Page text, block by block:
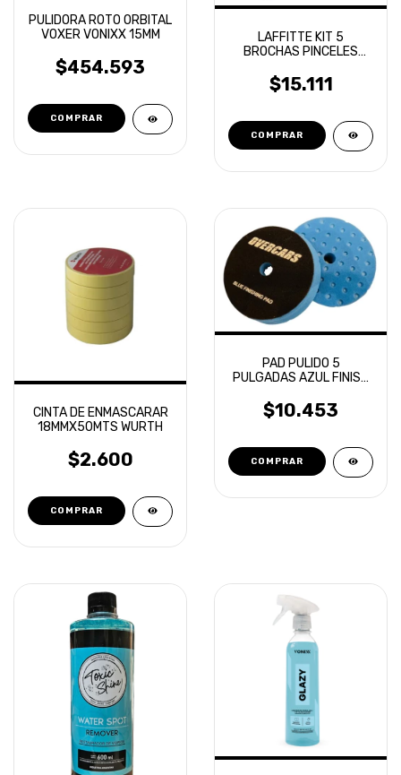
PULIDORA ROTO ORBITAL
VOXER VONIXX 15MM
$454.593
LAFFITTE KIT 5
BROCHAS PINCELES
DETAILING
$15.111
CINTA DE ENMASCARAR
18MMX50MTS WURTH
$2.600
PAD PULIDO 5
PULGADAS AZUL FINISH
$10.453